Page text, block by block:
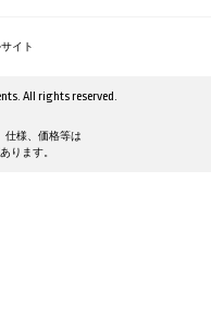
イト
All rights reserved.
仕様、価格等は
ります。